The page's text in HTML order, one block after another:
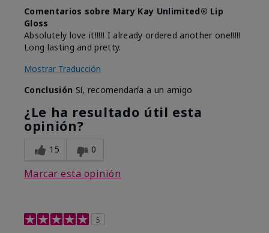
Comentarios sobre Mary Kay Unlimited® Lip
Gloss
Absolutely love it!!!!! I already ordered another one!!!!!
Long lasting and pretty.
Mostrar Traducción
Conclusión Sí, recomendaría a un amigo
¿Le ha resultado útil esta
opinión?
15 0
Marcar esta opinión
5